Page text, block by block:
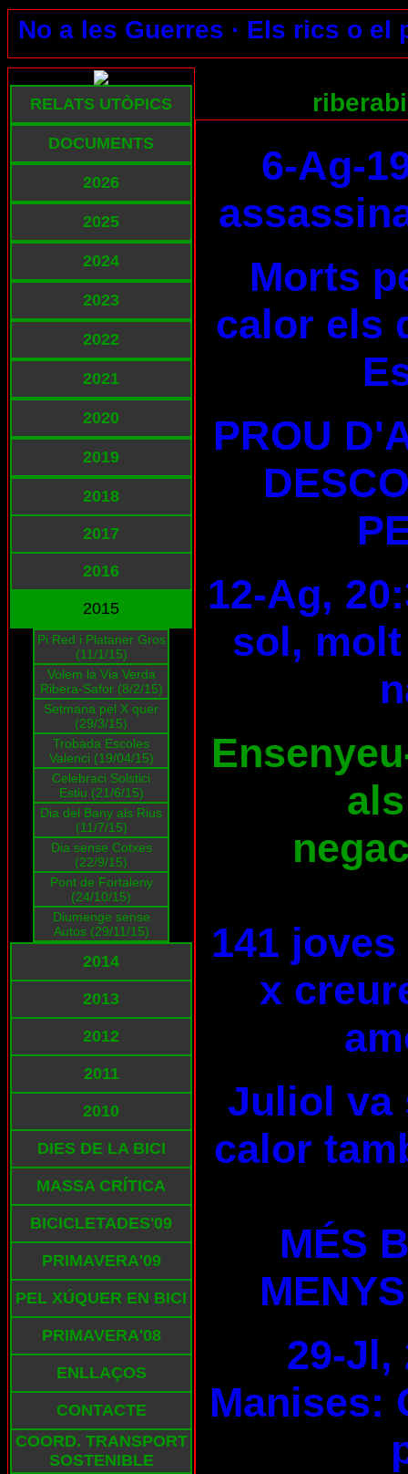
No a les Guerres · Els rics o el
RELATS UTÒPICS
DOCUMENTS
2026
2025
2024
2023
2022
2021
2020
2019
2018
2017
2016
2015
Pi Red i Plataner Gros
(11/1/15)
Volem la Via Verda
Ribera-Safor (8/2/15)
Setmana pel X quer
(29/3/15)
Trobada Escoles
Valenci (19/04/15)
Celebraci Solstici
Estiu (21/6/15)
Dia del Bany als Rius
(11/7/15)
Dia sense Cotxes
(22/9/15)
Pont de Fortaleny
(24/10/15)
Diumenge sense
Autos (29/11/15)
2014
2013
2012
2011
2010
DIES DE LA BICI
MASSA CRÍTICA
BICICLETADES'09
PRIMAVERA'09
PEL XÚQUER EN BICI
PRIMAVERA'08
ENLLAÇOS
CONTACTE
COORD. TRANSPORT
SOSTENIBLE
6-Ag-
Morts
calor els
PROU
12-Ag,
sol,
141
x
Juliol va
calor
MÉS
29-Jl,
Manises: